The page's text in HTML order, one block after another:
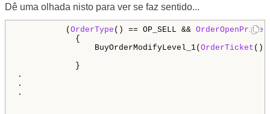
Dê uma olhada nisto para ver se faz sentido...
( OrderType () == OP_SELL && OrderOpenPrice
{
BuyOrderModifyLevel_1( OrderTicket
}
.
.
.